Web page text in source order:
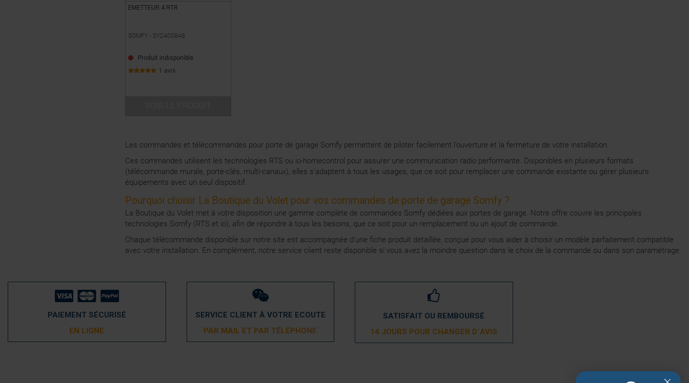
Les commandes et télécommandes pour porte de garage Somfy permettent de piloter facilement l’ouverture et la fermeture de votre installation.
Ces commandes utilisent les technologies RTS ou io-homecontrol pour assurer une communication radio performante. Disponibles en plusieurs formats
(télécommande murale, porte-clés, multi-canaux), elles s’adaptent à tous les usages, que ce soit pour remplacer une commande existante ou gérer plusieurs
équipements avec un seul dispositif.
Pourquoi choisir La Boutique du Volet pour vos commandes de porte de garage Somfy ?
La Boutique du Volet met à votre disposition une gamme complète de commandes Somfy dédiées aux portes de garage. Notre offre couvre les principales
technologies Somfy (RTS et io), afin de répondre à tous les besoins, que ce soit pour un remplacement ou un ajout de commande.
Chaque télécommande disponible sur notre site est accompagnée d’une fiche produit détaillée, conçue pour vous aider à choisir un modèle parfaitement compatible
avec votre installation. En complément, notre service client reste disponible si vous avez la moindre question dans le choix de la commande ou dans son paramétrage.
EMETTEUR 4 RTR
SOMFY - SY2400848
Produit indisponible
1 avis
PAIEMENT SÉCURISÉ
EN LIGNE
SERVICE CLIENT À VOTRE ECOUTE
PAR MAIL ET PAR TÉLÉPHONE
SATISFAIT OU REMBOURSÉ
14 JOURS POUR CHANGER D´AVIS